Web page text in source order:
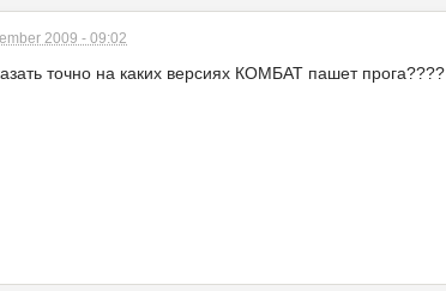
2009 - 09:02
точно на каких версиях КОМБАТ пашет прога????